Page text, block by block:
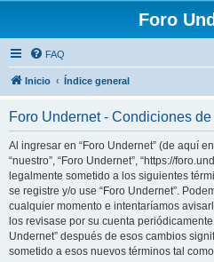
Foro
FAQ
Inicio Índice general
Foro Undernet - Condiciones
Al ingresar en “Foro Undernet” (de aquí
“nuestro”, “Foro Undernet”, “https://
legalmente sometido a los siguientes
se registre y/o use “Foro Undernet”.
cualquier momento e intentaríamos
los revisase por su cuenta
Undernet” después de esos cambios
sometido a esos nuevos términos tal